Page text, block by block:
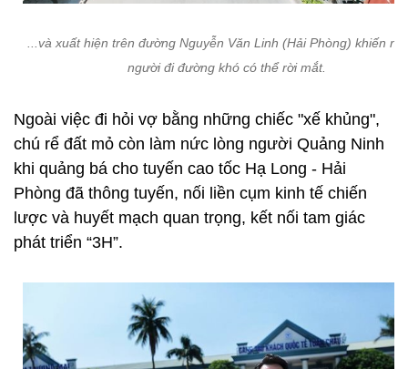
...và xuất hiện trên đường Nguyễn Văn Linh (Hải Phòng) khiến
người đi đường khó có thể rời mắt.
Ngoài việc đi hỏi vợ bằng những chiếc "xế khủng",
chú rể đất mỏ còn làm nức lòng người Quảng Ninh
khi quảng bá cho tuyến cao tốc Hạ Long - Hải
Phòng đã thông tuyến, nối liền cụm kinh tế chiến
lược và huyết mạch quan trọng, kết nối tam giác
phát triển “3H”.